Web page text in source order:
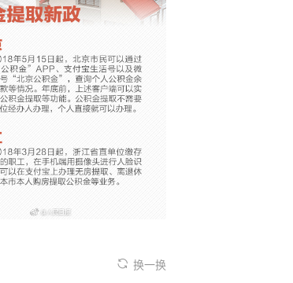
换一换